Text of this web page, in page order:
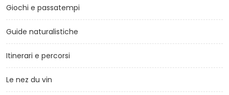
Giochi e passatempi
Guide naturalistiche
Itinerari e percorsi
Le nez du vin